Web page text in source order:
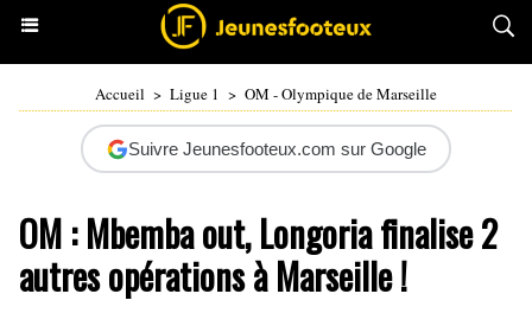
Accueil > Ligue 1 > OM - Olympique de Marseille
Suivre Jeunesfooteux.com sur Google
OM : Mbemba out, Longoria finalise 2
autres opérations à Marseille !